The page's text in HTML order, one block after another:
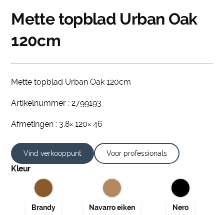
Mette topblad Urban Oak
120cm
Mette topblad Urban Oak 120cm
Artikelnummer : 2799193
Afmetingen : 3.8× 120× 46
Vind verkooppunt Voor professionals
Kleur